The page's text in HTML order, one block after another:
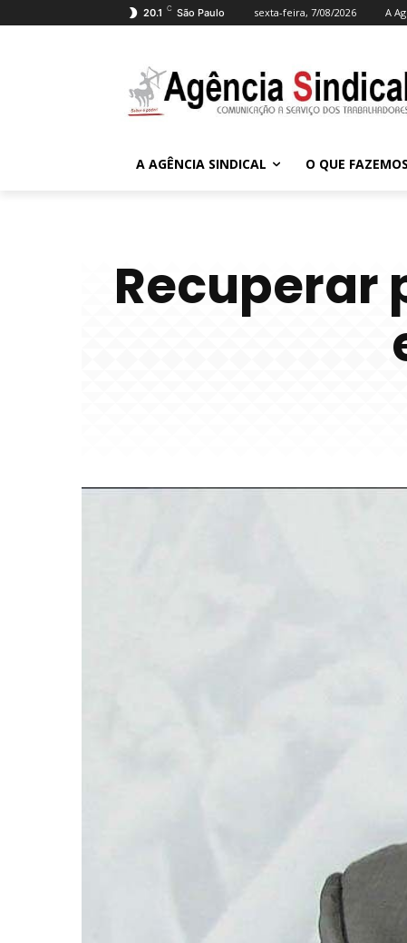
20.1 C São Paulo sexta-feira, 7/08/2026 A
A AGÊNCIA SINDICAL O QUE FAZEMOS
Recuperar